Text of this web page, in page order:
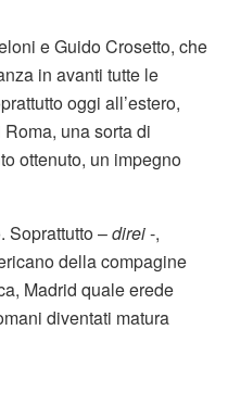
e Guido Crosetto, che
in avanti tutte le
oggi all’estero,
una sorta di
ottenuto, un impegno
Soprattutto –direi-,
della compagine
Madrid quale erede
diventati matura